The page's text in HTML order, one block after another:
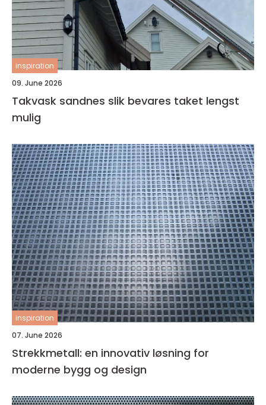
inspiration
09. June 2026
Takvask sandnes slik bevares taket lengst
mulig
inspiration
07. June 2026
Strekkmetall: en innovativ løsning for
moderne bygg og design